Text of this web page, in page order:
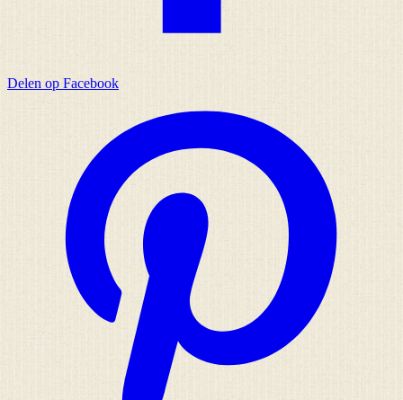
Delen op Facebook